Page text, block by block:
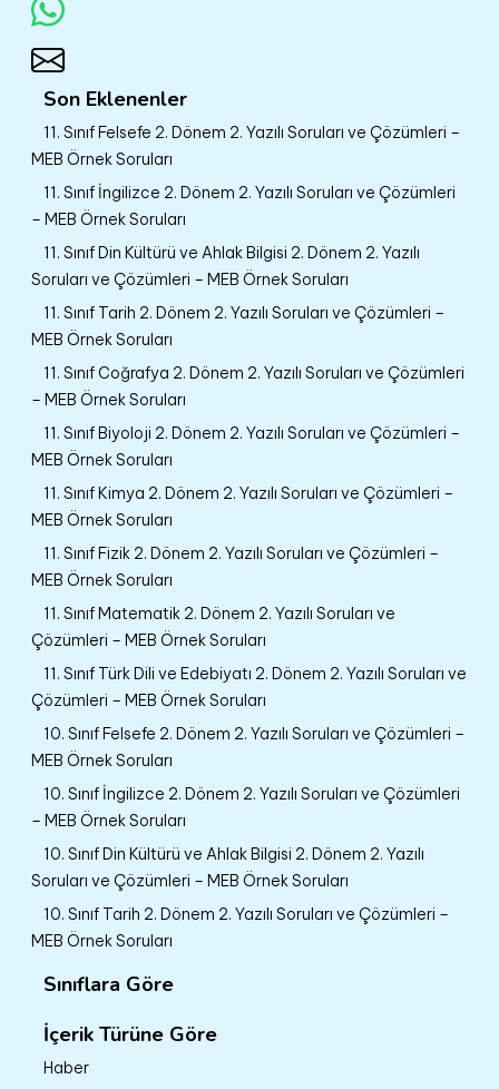
Son Eklenenler
11. Sınıf Felsefe 2. Dönem 2. Yazılı Soruları ve Çözümleri –
MEB Örnek Soruları
11. Sınıf İngilizce 2. Dönem 2. Yazılı Soruları ve Çözümleri
– MEB Örnek Soruları
11. Sınıf Din Kültürü ve Ahlak Bilgisi 2. Dönem 2. Yazılı
Soruları ve Çözümleri – MEB Örnek Soruları
11. Sınıf Tarih 2. Dönem 2. Yazılı Soruları ve Çözümleri –
MEB Örnek Soruları
11. Sınıf Coğrafya 2. Dönem 2. Yazılı Soruları ve Çözümleri
– MEB Örnek Soruları
11. Sınıf Biyoloji 2. Dönem 2. Yazılı Soruları ve Çözümleri –
MEB Örnek Soruları
11. Sınıf Kimya 2. Dönem 2. Yazılı Soruları ve Çözümleri –
MEB Örnek Soruları
11. Sınıf Fizik 2. Dönem 2. Yazılı Soruları ve Çözümleri –
MEB Örnek Soruları
11. Sınıf Matematik 2. Dönem 2. Yazılı Soruları ve
Çözümleri – MEB Örnek Soruları
11. Sınıf Türk Dili ve Edebiyatı 2. Dönem 2. Yazılı Soruları ve
Çözümleri – MEB Örnek Soruları
10. Sınıf Felsefe 2. Dönem 2. Yazılı Soruları ve Çözümleri –
MEB Örnek Soruları
10. Sınıf İngilizce 2. Dönem 2. Yazılı Soruları ve Çözümleri
– MEB Örnek Soruları
10. Sınıf Din Kültürü ve Ahlak Bilgisi 2. Dönem 2. Yazılı
Soruları ve Çözümleri – MEB Örnek Soruları
10. Sınıf Tarih 2. Dönem 2. Yazılı Soruları ve Çözümleri –
MEB Örnek Soruları
Sınıflara Göre
İçerik Türüne Göre
Haber